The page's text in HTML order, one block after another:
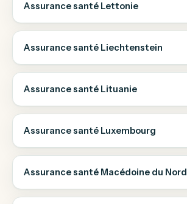
Assurance santé Lettonie
Assurance santé Liechtenstein
Assurance santé Lituanie
Assurance santé Luxembourg
Assurance santé Macédoine du Nord